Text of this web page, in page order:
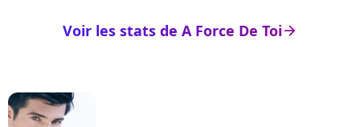
arrow_right
Voir les stats de A Force De Toi